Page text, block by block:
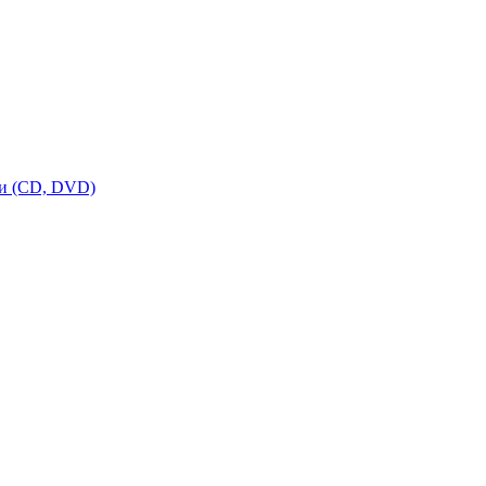
(CD, DVD)